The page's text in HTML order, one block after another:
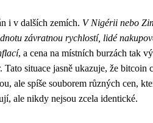
i v dalších zemích. V Nigérii nebo
závratnou rychlostí, lidé
, a cena na místních burzách tak
situace jasně ukazuje, že bitcoin
ale spíše souborem různých cen,
ale nikdy nejsou zcela identické.